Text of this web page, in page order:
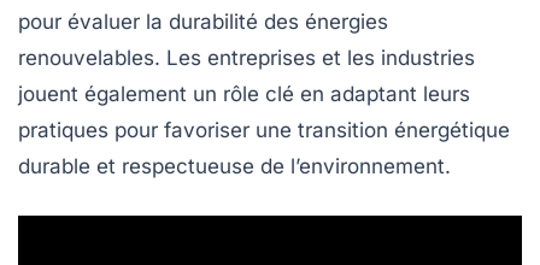
pour évaluer la durabilité des énergies
renouvelables. Les entreprises et les industries
jouent également un rôle clé en adaptant leurs
pratiques pour favoriser une transition énergétique
durable et respectueuse de l’environnement.